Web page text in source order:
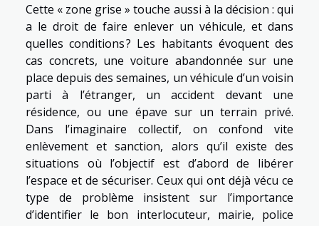
Cette « zone grise » touche aussi à la décision : qui
a le droit de faire enlever un véhicule, et dans
quelles conditions ? Les habitants évoquent des
cas concrets, une voiture abandonnée sur une
place depuis des semaines, un véhicule d’un voisin
parti à l’étranger, un accident devant une
résidence, ou une épave sur un terrain privé.
Dans l’imaginaire collectif, on confond vite
enlèvement et sanction, alors qu’il existe des
situations où l’objectif est d’abord de libérer
l’espace et de sécuriser. Ceux qui ont déjà vécu ce
type de problème insistent sur l’importance
d’identifier le bon interlocuteur, mairie, police